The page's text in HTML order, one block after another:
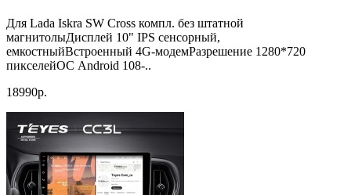
Для Lada Iskra SW Cross компл. без штатной
магнитолыДисплей 10" IPS сенсорный,
емкостныйВстроенный 4G-модемРазрешение 1280*720
пикселейОС Android 108-..
18990р.